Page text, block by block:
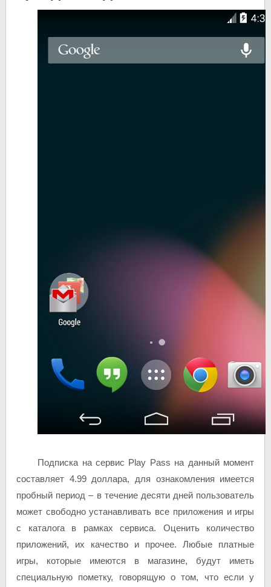
Подписка на сервис Play Pass на данный момент
составляет 4.99 доллара, для ознакомления имеется
пробный период – в течение десяти дней пользователь
может свободно устанавливать все приложения и игры
с каталога в рамках сервиса. Оценить количество
приложений, их качество и прочее. Любые платные
игры, которые имеются в магазине, будут иметь
специальную пометку, говорящую о том, что если у